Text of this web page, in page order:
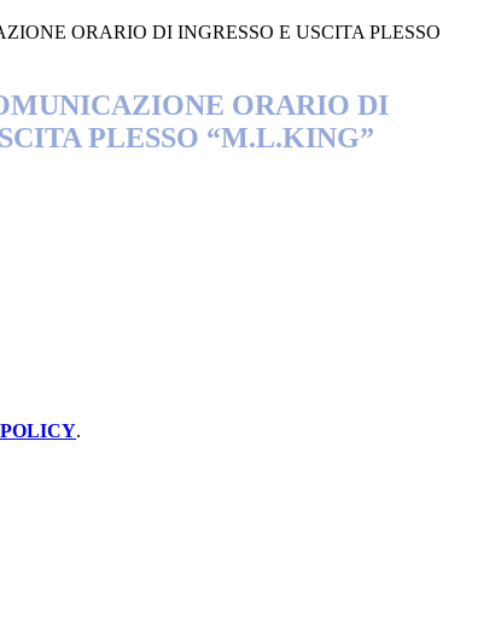
ORARIO DI INGRESSO E USCITA PLESSO
ORARIO DI
PLESSO “M.L.KING”
.